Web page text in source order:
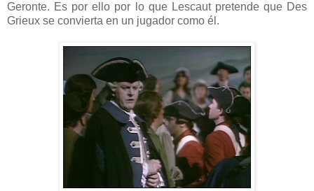
Geronte. Es por ello por lo que Lescaut pretende que Des
Grieux se convierta en un jugador como él.